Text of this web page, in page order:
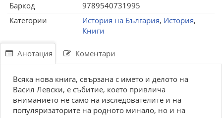
Баркод
9789540731995
Категории
История на България, История,
Книги
Анотация Коментари
Всяка нова книга, свързана с името и делото на
Васил Левски, е събитие, което привлича
вниманието не само на изследователите и на
популяризаторите на родното минало, но и на